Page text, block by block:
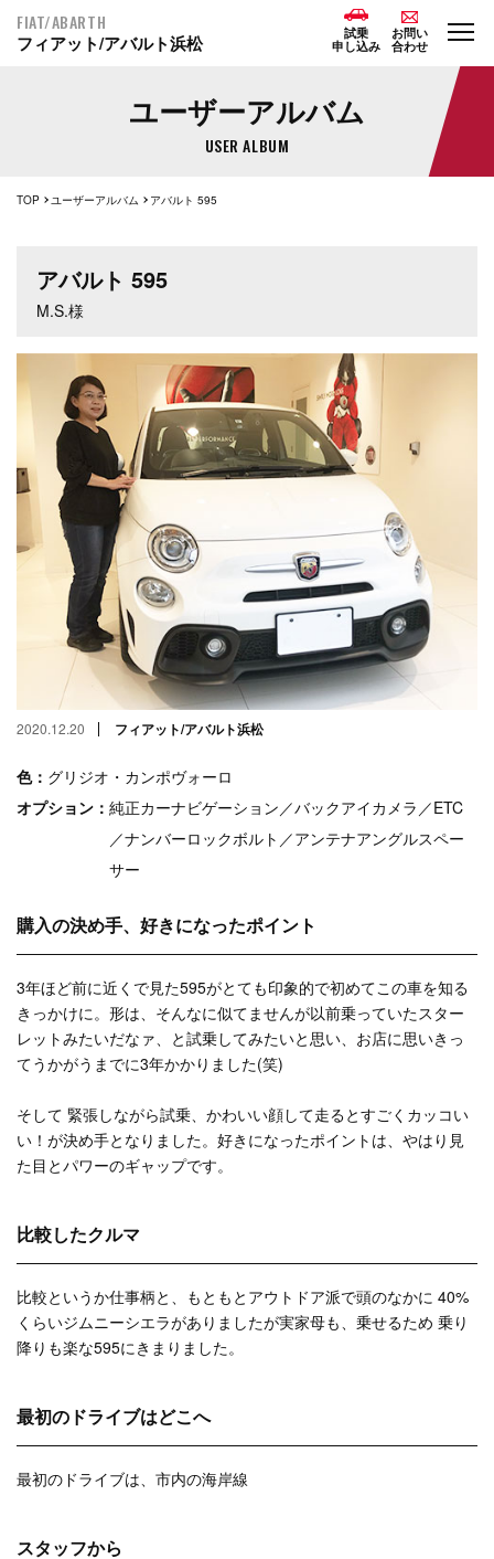
FIAT/ABARTH
フィアット/アバルト浜松
試乗
申し込み
お問い
合わせ
ユーザーアルバム
USER ALBUM
TOP ユーザーアルバム アバルト 595
アバルト 595
M.S.様
2020.12.20 フィアット/アバルト浜松
色： グリジオ・カンポヴォーロ
オプション： 純正カーナビゲーション／バックアイカメラ／ETC
／ナンバーロックボルト／アンテナアングルスペー
サー
購入の決め手、好きになったポイント
3年ほど前に近くで見た595がとても印象的で初めてこの車を知る
きっかけに。形は、そんなに似てませんが以前乗っていたスター
レットみたいだなァ、と試乗してみたいと思い、お店に思いきっ
てうかがうまでに3年かかりました(笑)
そして 緊張しながら試乗、かわいい顔して走るとすごくカッコい
い！が決め手となりました。好きになったポイントは、やはり見
た目とパワーのギャップです。
比較したクルマ
比較というか仕事柄と、もともとアウトドア派で頭のなかに 40%
くらいジムニーシエラがありましたが実家母も、乗せるため 乗り
降りも楽な595にきまりました。
最初のドライブはどこへ
最初のドライブは、市内の海岸線
スタッフから